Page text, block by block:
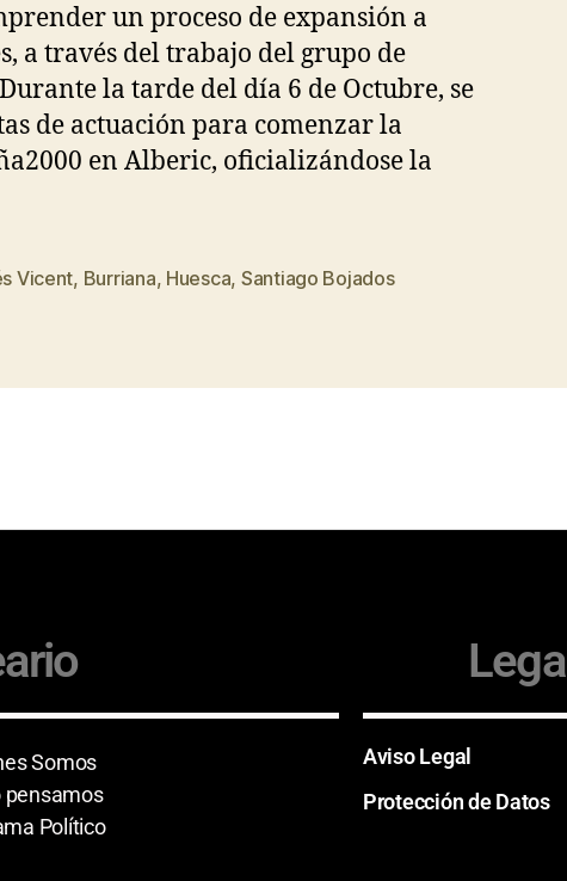
un proceso de expansión a
a través del trabajo del grupo de
la tarde del día 6 de Octubre, se
de actuación para comenzar la
en Alberic, oficializándose la
Vicent, Burriana, Huesca, Santiago Bojados
Somos
pensamos
Político
Legal
Aviso Legal
Protección de Datos